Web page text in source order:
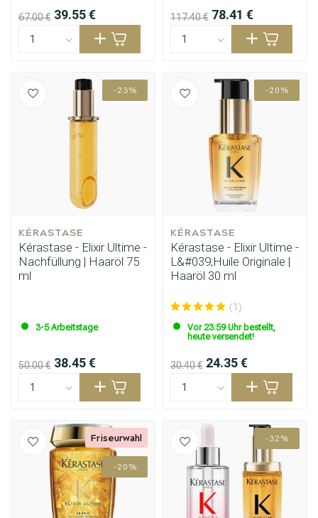
Stylingprodukte
67.00 € 39.55 € 117.40 € 78.41 €
-23%
KÉRASTASE
Kérastase - Elixir Ultime -
Nachfüllung | Haaröl 75
ml
3-5 Arbeitstage
50.00 € 38.45 €
-20%
KÉRASTASE
Kérastase - Elixir Ultime -
L&#039;Huile Originale |
Haaröl 30 ml
(1)
Vor 23:59 Uhr bestellt,
heute versendet!
30.40 € 24.35 €
-20%
Friseurwahl -32%